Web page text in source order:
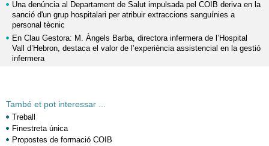
Una denúncia al Departament de Salut impulsada pel COIB deriva en la
sanció d'un grup hospitalari per atribuir extraccions sanguínies a
personal tècnic
En Clau Gestora: M. Àngels Barba, directora infermera de l’Hospital
Vall d’Hebron, destaca el valor de l’experiència assistencial en la gestió
infermera
També et pot interessar ...
Treball
Finestreta única
Propostes de formació COIB